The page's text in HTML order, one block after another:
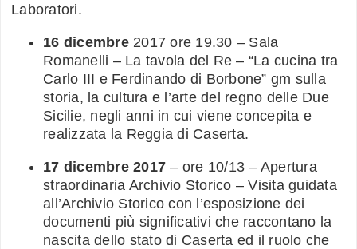
Laboratori.
16 dicembre2017 ore 19.30 – Sala
Romanelli – La tavola del Re – “La cucina tra
Carlo III e Ferdinando di Borbone” gm sulla
storia, la cultura e l’arte del regno delle Due
Sicilie, negli anni in cui viene concepita e
realizzata la Reggia di Caserta.
17 dicembre 2017 – ore 10/13 – Apertura
straordinaria Archivio Storico – Visita guidata
all’Archivio Storico con l’esposizione dei
documenti più significativi che raccontano la
nascita dello stato di Caserta ed il ruolo che